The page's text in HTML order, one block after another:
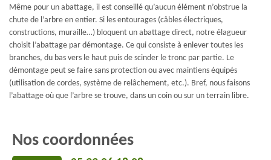
Même pour un abattage, il est conseillé qu’aucun élément n’obstrue la
chute de l’arbre en entier. Si les entourages (câbles électriques,
constructions, muraille…) bloquent un abattage direct, notre élagueur
choisit l’abattage par démontage. Ce qui consiste à enlever toutes les
branches, du bas vers le haut puis de scinder le tronc par partie. Le
démontage peut se faire sans protection ou avec maintiens équipés
(utilisation de cordes, système de relâchement, etc.). Bref, nous faisons
l’abattage où que l’arbre se trouve, dans un coin ou sur un terrain libre.
Nos coordonnées